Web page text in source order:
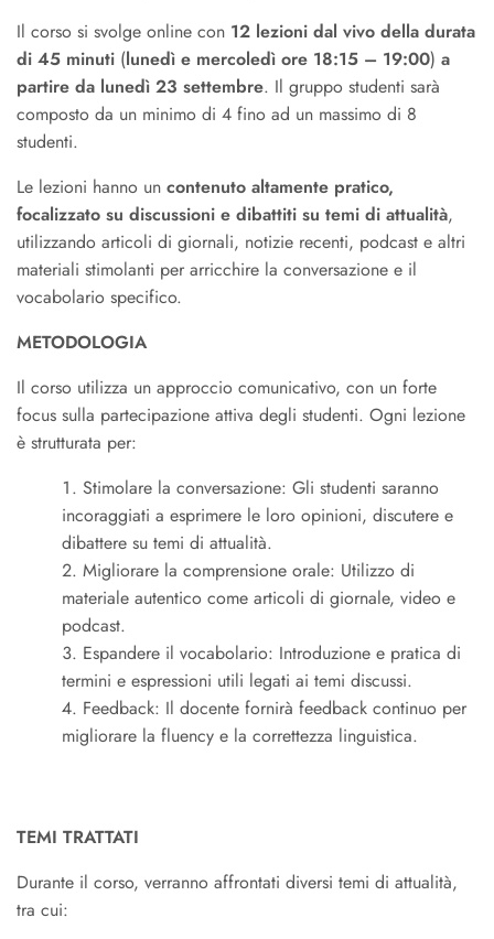
Il corso si svolge online con 12 lezioni dal vivo della durata
di 45 minuti (lunedì e mercoledì ore 18:15 – 19:00) a
partire da lunedì 23 settembre. Il gruppo studenti sarà
composto da un minimo di 4 fino ad un massimo di 8
studenti.
Le lezioni hanno un contenuto altamente pratico,
focalizzato su discussioni e dibattiti su temi di attualità,
utilizzando articoli di giornali, notizie recenti, podcast e altri
materiali stimolanti per arricchire la conversazione e il
vocabolario specifico.
METODOLOGIA
Il corso utilizza un approccio comunicativo, con un forte
focus sulla partecipazione attiva degli studenti. Ogni lezione
è strutturata per:
Stimolare la conversazione: Gli studenti saranno
incoraggiati a esprimere le loro opinioni, discutere e
dibattere su temi di attualità.
Migliorare la comprensione orale: Utilizzo di
materiale autentico come articoli di giornale, video e
podcast.
Espandere il vocabolario: Introduzione e pratica di
termini e espressioni utili legati ai temi discussi.
Feedback: Il docente fornirà feedback continuo per
migliorare la fluency e la correttezza linguistica.
TEMI TRATTATI
Durante il corso, verranno affrontati diversi temi di attualità,
tra cui: